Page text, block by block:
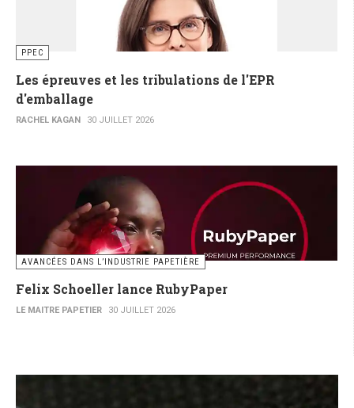
PPEC
Les épreuves et les tribulations de l'EPR
d'emballage
RACHEL KAGAN 30 JUILLET 2026
AVANCÉES DANS L’INDUSTRIE PAPETIÈRE
Felix Schoeller lance RubyPaper
LE MAITRE PAPETIER 30 JUILLET 2026